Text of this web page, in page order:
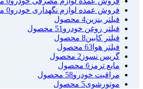
فروش عمده لوازم نگهداری خودرو0 محصول
فیلتر بنزین4 محصول
فیلتر روغن خودرو 51 محصول
فیلتر کابین8 محصول
فیلتر هوا 63 محصول
گریس نسوز 2 محصول
مایع ترمز 6 محصول
مراقبت خودرو58 محصول
موتورشوی5 محصول